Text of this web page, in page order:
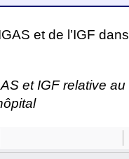
et de l’IGF dans
et IGF relative au